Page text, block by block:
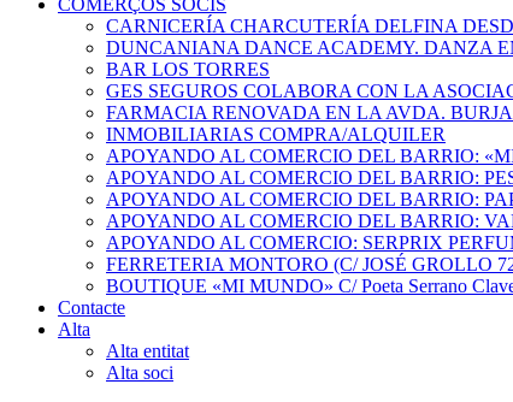
COMERÇOS SOCIS
CARNICERÍA CHARCUTERÍA DELFINA
DUNCANIANA DANCE ACADEMY. DANZA
BAR LOS TORRES
GES SEGUROS COLABORA CON LA
FARMACIA RENOVADA EN LA AVDA.
INMOBILIARIAS COMPRA/ALQUILER
APOYANDO AL COMERCIO DEL BARRIO:
APOYANDO AL COMERCIO DEL BARRIO:
APOYANDO AL COMERCIO DEL BARRIO:
APOYANDO AL COMERCIO DEL BARRIO:
APOYANDO AL COMERCIO: SERPRIX
FERRETERIA MONTORO (C/ JOSÉ GROLLO
BOUTIQUE «MI MUNDO» C/ Poeta Serrano
Contacte
Alta
Alta entitat
Alta soci